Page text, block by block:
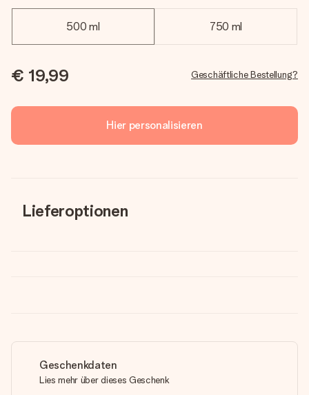
500 ml 750 ml
€ 19,99 Geschäftliche Bestellung?
Hier personalisieren
Lieferoptionen
Geschenkdaten
Lies mehr über dieses Geschenk